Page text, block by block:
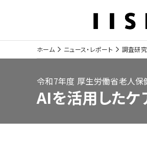
サ
イ
ト
ホーム ニュース・レポート 調査研
AIを活用したケ
令和7年度 厚生労働省老人保